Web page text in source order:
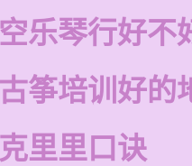
乐琴行好不
筝培训好的
里里口诀